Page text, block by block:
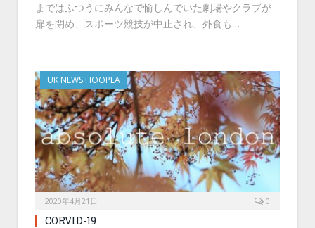
まではふつうにみんなで愉しんでいた劇場やクラブが
扉を閉め、スポーツ競技が中止され、外食も…
UK NEWS HOOPLA
2020年4月21日 0
CORVID-19